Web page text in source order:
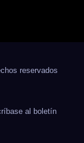
reservados
al boletín